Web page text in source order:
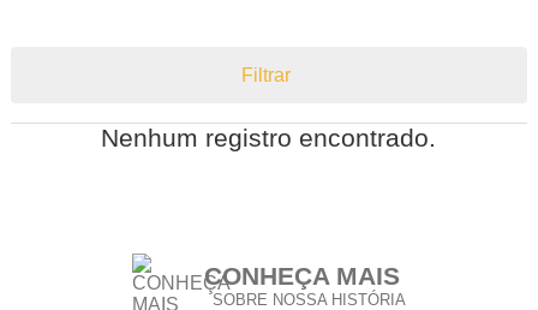
Filtrar
Nenhum registro encontrado.
CONHEÇA MAIS
SOBRE NOSSA HISTÓRIA